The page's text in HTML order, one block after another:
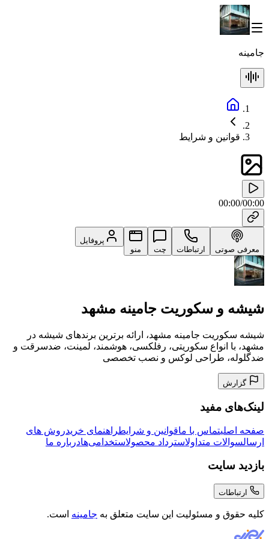
جامینه
قوانین و شرایط
00:00/00:00
معرفی صوتی ارتباطات چت منو
پروفایل
شیشه و سکوریت جامینه مشهد
شیشه سکوریت جامینه مشهد، ارائه برترین برندهای شیشه در
مشهد، با انواع سکوریتی، رفلکسی، هوشمند، لمینت، ضدسرقت و
ضدگلوله، طراحی لوکس و نصب تخصصی
گزارش
لینک‌های مفید
صفحه اصلیتماس با ماقوانین و شرایطراهنمای خریدروش های
ارسالسوالات متداولاسترداد محصولاستخدامی‌هادرباره ما
بازدید سایت
ارتباطات
کلیه حقوق و مسئولیت این سایت متعلق به جامینه است.